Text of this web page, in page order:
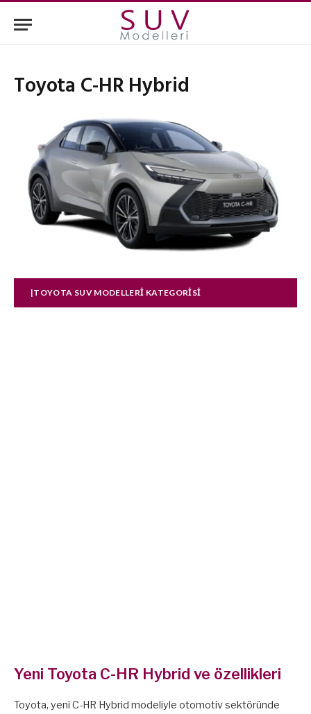
Toyota C-HR Hybrid
|TOYOTA SUV MODELLERI KATEGORISI
Yeni Toyota C-HR Hybrid ve özellikleri
Toyota, yeni C-HR Hybrid modeliyle otomotiv sektöründe